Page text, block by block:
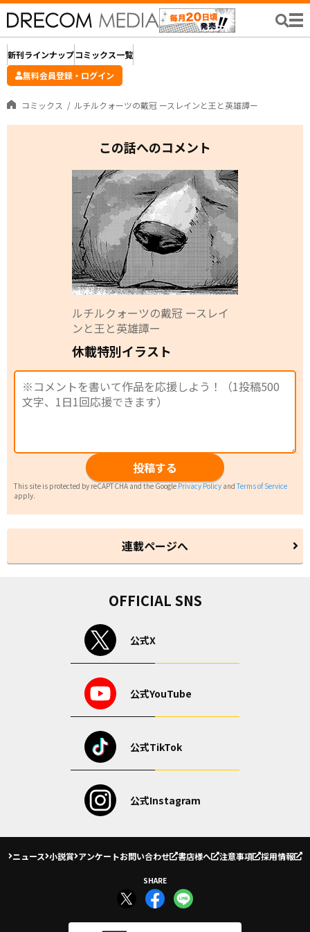
新刊ラインナップコミックス一覧
無料会員登録・ログイン
コミックス ルチルクォーツの戴冠 ースレインと王と英雄譚ー
この話へのコメント
ルチルクォーツの戴冠 ースレイ
ンと王と英雄譚ー
休載特別イラスト
投稿する
This site is protected by reCAPTCHA and the GooglePrivacy Policy andTerms of Service
apply.
連載ページへ
OFFICIAL SNS
公式X
公式YouTube
公式TikTok
公式Instagram
ニュース 小説賞 アンケートお問い合わせ 書店様へ 注意事項 採用情報
SHARE